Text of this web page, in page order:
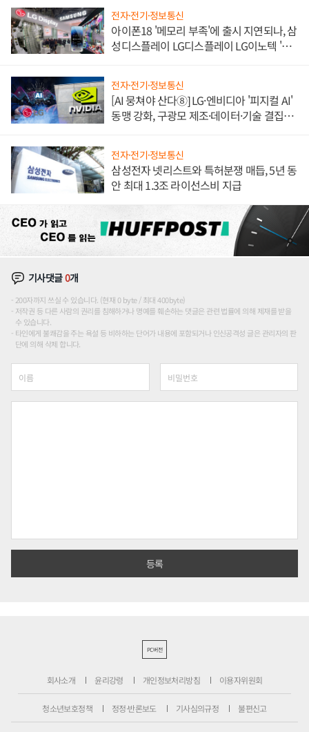
전자·전기·정보통신
아이폰18 '메모리 부족'에 출시 지연되나, 삼
성디스플레이 LG디스플레이 LG이노텍 '탈
전자·전기·정보통신
[AI 뭉쳐야 산다⑧] LG·엔비디아 '피지컬 AI'
동맹 강화, 구광모 제조·데이터·기술 결집
전자·전기·정보통신
삼성전자 넷리스트와 특허분쟁 매듭, 5년 동
안 최대 1.3조 라이선스비 지급
기사댓글0개
200자까지 쓰실 수 있습니다. (현재 0 byte / 최대 400byte)
저작권 등 다른 사람의 권리를 침해하거나 명예를 훼손하는 댓글은 관련 법률에 의해 제재를 받을
수 있습니다.
타인에게 불쾌감을 주는 욕설 등 비하하는 단어가 내용에 포함되거나 인신공격성 글은 관리자의 판
단에 의해 삭제 합니다.
PC버전
회사소개 윤리강령 개인정보처리방침 이용자위원회
청소년보호정책 정정·반론보도 기사심의규정 불편신고